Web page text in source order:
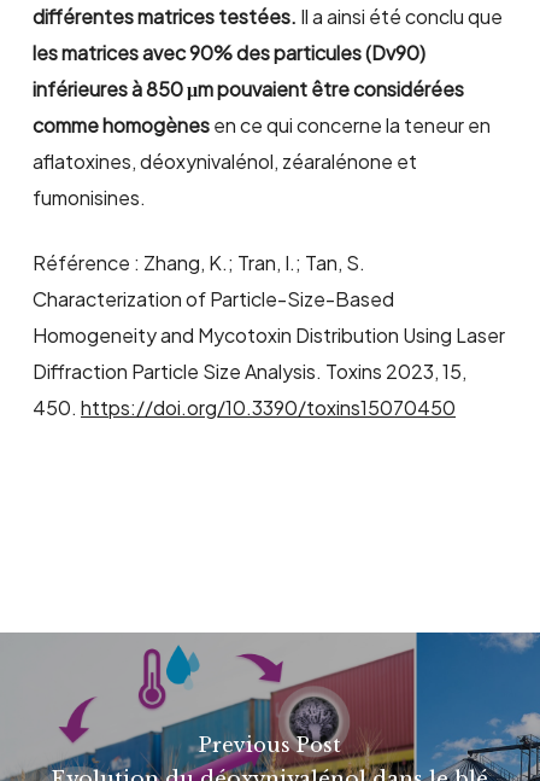
différentes matrices testées. Il a ainsi été conclu que
les matrices avec 90% des particules (Dv90)
inférieures à 850 μm pouvaient être considérées
comme homogènesen ce qui concerne la teneur en
aflatoxines, déoxynivalénol, zéaralénone et
fumonisines.
Référence : Zhang, K.; Tran, I.; Tan, S.
Characterization of Particle-Size-Based
Homogeneity and Mycotoxin Distribution Using Laser
Diffraction Particle Size Analysis. Toxins 2023, 15,
450.https://doi.org/10.3390/toxins15070450
Previous Post